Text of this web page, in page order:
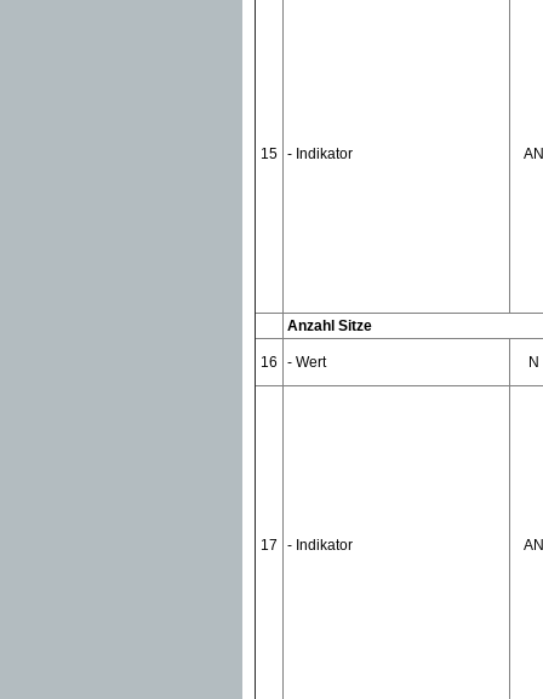
15 - Indikator AN
Anzahl Sitze
16 - Wert N
17 - Indikator AN